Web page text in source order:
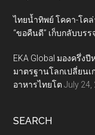
ไทยน้ำทิพย์ โคคา-โคล่
“ขอคืนดี” เก็บกลับบร
EKA Global มองครึ่ง
มาตรฐานโลกเปลี่ยน
อาหารไทยโต July 24,
SEARCH